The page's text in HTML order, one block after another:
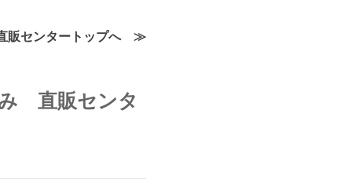
販センタートップへ ≫
み 直販センタ